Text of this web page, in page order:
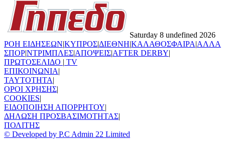
Saturday 8 undefined 2026
ΡΟΗ ΕΙΔΗΣΕΩΝ|ΚΥΠΡΟΣ|ΔΙΕΘΝΗ|ΚΑΛΑΘΟΣΦΑΙΡΑ|ΑΛΛΑ
ΣΠΟΡ|ΝΤΡΙΜΠΛΕΣ|ΑΠΟΨΕΙΣ|AFTER DERBY|
ΠΡΩΤΟΣΕΛΙΔΟ | TV
ΕΠΙΚΟΙΝΩΝΙΑ|
TAYTOTHTA|
ΟΡΟΙ ΧΡΗΣΗΣ|
COOKIES|
ΕΙΔΟΠΟΙΗΣΗ ΑΠΟΡΡΗΤΟΥ|
ΔΗΛΩΣΗ ΠΡΟΣΒΑΣΙΜΟΤΗΤΑΣ|
ΠΟΛΙΤΗΣ
© Developed by P.C Admin 22 Limited